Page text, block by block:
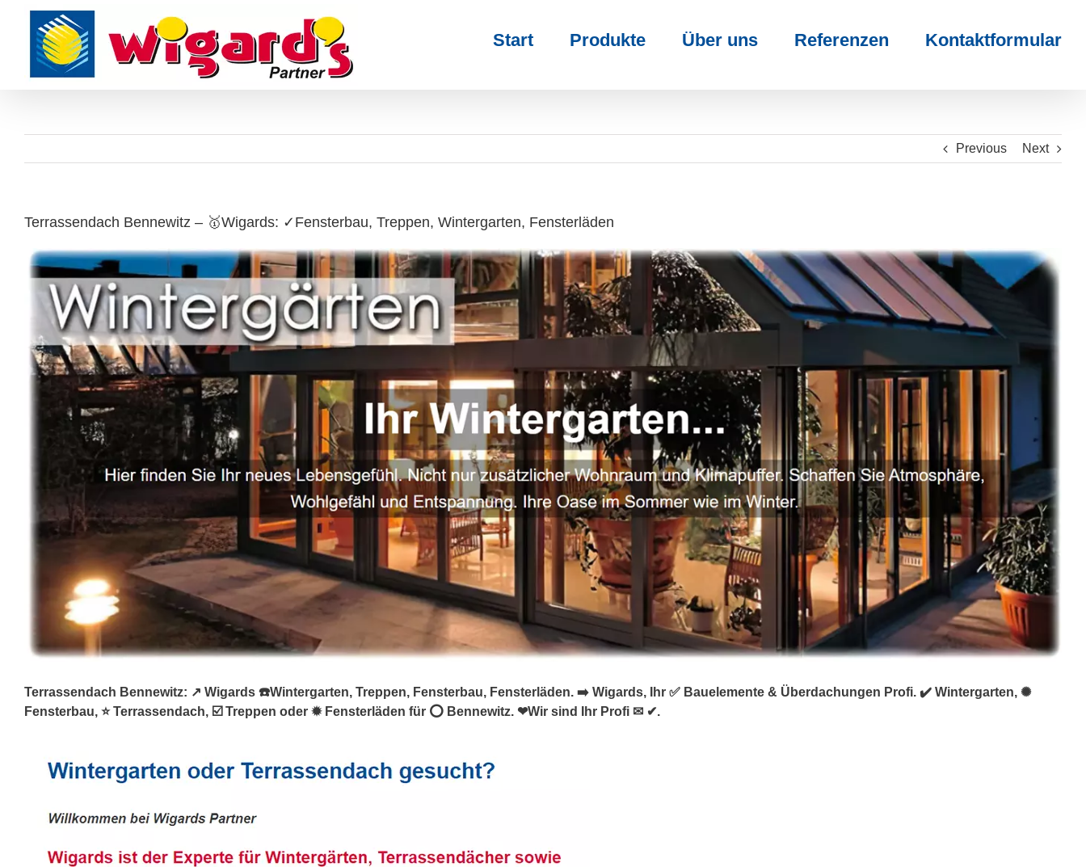
content
Start Produkte Über uns Referenzen Kontaktformular
Previous Next
Terrassendach Bennewitz – 🥇Wigards: ✓Fensterbau, Treppen, Wintergarten, Fensterläden
Terrassendach Bennewitz: ↗️ Wigards ☎️Wintergarten, Treppen, Fensterbau, Fensterläden. ➡️ Wigards, Ihr ✅ Bauelemente & Überdachungen Profi. ✔️ Wintergarten, ✺
Fensterbau, ⭐ Terrassendach, ☑️ Treppen oder ✹ Fensterläden für ⭕ Bennewitz. ❤Wir sind Ihr Profi ✉ ✔.